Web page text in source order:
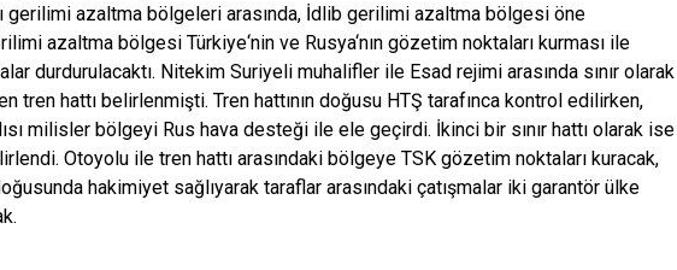
gerilimi azaltma bölgeleri arasında, İdlib gerilimi azaltma bölgesi öne
azaltma bölgesi Türkiye‘nin ve Rusya‘nın gözetim noktaları kurması ile
durdurulacaktı. Nitekim Suriyeli muhalifler ile Esad rejimi arasında sınır olarak
tren hattı belirlenmişti. Tren hattının doğusu HTŞ tarafınca kontrol edilirken,
milisler bölgeyi Rus hava desteği ile ele geçirdi. İkinci bir sınır hattı olarak ise
Otoyolu ile tren hattı arasındaki bölgeye TSK gözetim noktaları kuracak,
hakimiyet sağlıyarak taraflar arasındaki çatışmalar iki garantör ülke